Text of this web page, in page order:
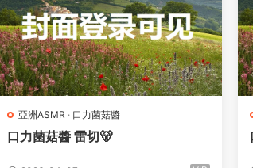
亞洲ASMR · 口力菌菇醬
口力菌菇醬 雷切🐻